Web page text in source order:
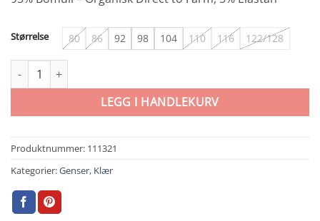
Størrelse 80 86 92 98 104 110 116 122/128
Name It Bridget Topp Blue Ice antall
LEGG I HANDLEKURV
Produktnummer: 111321
Kategorier:Genser, Klær